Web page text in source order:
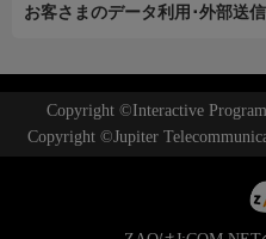
お客さまのデータ利用･外部送
Copyright ©Interactive
Copyright ©Jupiter